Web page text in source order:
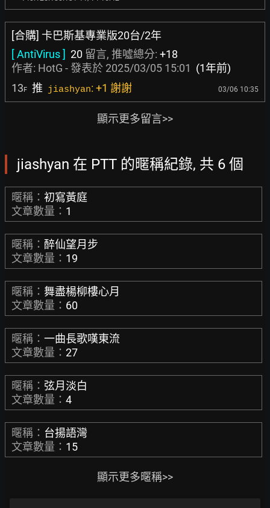
[合購] 卡巴斯基專業版20台/2年
[ AntiVirus ] 20 留言, 推噓總分: +18
作者: HotG - 發表於 2025/03/05 15:01 (1年前)
13F 推 jiashyan: +1 謝謝 03/06 10:35
顯示更多留言>>
jiashyan 在 PTT 的暱稱紀錄, 共 6 個
暱稱： 初寫黃庭
文章數量： 1
暱稱： 醉仙望月步
文章數量： 19
暱稱： 舞盡楊柳樓心月
文章數量： 60
暱稱： 一曲長歌嘆東流
文章數量： 27
暱稱： 弦月淡白
文章數量： 4
暱稱： 台揚語灣
文章數量： 15
顯示更多暱稱>>